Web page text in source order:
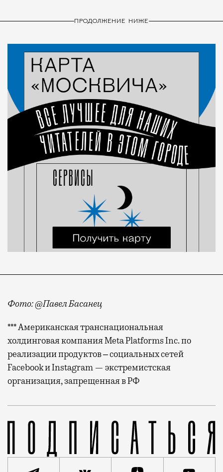
ПРОДОЛЖЕНИЕ НИЖЕ
Фото: @Павел Басанец
*** Американская транснациональная
холдинговая компания Meta Platforms Inc. по
реализации продуктов ‒ социальных сетей
Facebook и Instagram — экстремистская
организация, запрещенная в РФ